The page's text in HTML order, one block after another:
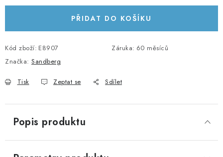
JAK VYBRAT SOLÁRNÍ SYSTÉM
OBCHODNÍ PODMÍNKY
GDPR
MONTÁŽNÍ MATERIÁLPŘIDAT DO KOŠÍKU
Kód zboží: E8907 Záruka: 60 měsíců
Značka: Sandberg
Tisk Zeptat se Sdílet
Popis produktu